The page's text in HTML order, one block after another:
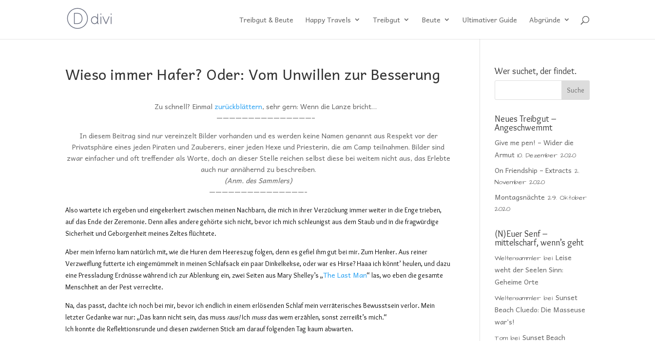
Treibgut & Beute Happy Travels Treibgut Beute Ultimativer Guide Abgründe
Wieso immer Hafer? Oder: Vom Unwillen zur Besserung
Zu schnell? Einmal zurückblättern, sehr gern: Wenn die Lanze bricht…
———————————————–
In diesem Beitrag sind nur vereinzelt Bilder vorhanden und es werden keine Namen genannt aus Respekt vor der
Privatsphäre eines jeden Piraten und Zauberers, einer jeden Hexe und Priesterin, die am Camp teilnahmen. Bilder sind
zwar einfacher und oft treffender als Worte, doch an dieser Stelle reichen selbst diese bei weitem nicht aus, das Erlebte
auch nur annähernd zu beschreiben.
(Anm. des Sammlers)
———————————————-
Also wartete ich ergeben und eingekerkert zwischen meinen Nachbarn, die mich in ihrer Verzückung immer weiter in die Enge trieben,
auf das Ende der Zeremonie. Denn alles andere gehörte sich nicht, bevor ich mich schleunigst aus dem Staub und in die fragwürdige
Sicherheit und Geborgenheit meines Zeltes flüchtete.
Aber mein Inferno kam natürlich mit, wie die Huren dem Heereszug folgen, denn es gefiel ihm gut bei mir. Zum Henker. Aus reiner
Verzweiflung futterte ich eingemümmelt in meinen Schlafsack ein paar Dinkelkekse, oder war es Hirse? Haaa ich könnt’ heulen, und dazu
eine Pressladung Erdnüsse während ich zur Ablenkung ein, zwei Seiten aus Mary Shelley’s „The Last Man“ las, wo eben die gesamte
Menschheit an der Pest verreckte.
Na, das passt, dachte ich noch bei mir, bevor ich endlich in einem erlösenden Schlaf mein verräterisches Bewusstsein verlor. Mein
letzter Gedanke war nur: „Das kann nicht sein, das muss raus!Ich mussdas wem erzählen, sonst zerreißt’s mich.“
Ich konnte die Reflektionsrunde und diesen zwidernen Stick am darauf folgenden Tag kaum abwarten.
Wer suchet, der findet.
Neues Treibgut –
Angeschwemmt
Give me pen! – Wider die
Armut 10. Dezember 2020
On Friendship – Extracts 2.
November 2020
Montagsnächte 29. Oktober
2020
(N)Euer Senf –
mittelscharf, wenn’s geht
Weltensammler beiLeise
weht der Seelen Sinn:
Geheime Orte
Weltensammler beiSunset
Beach Cluedo: Die Masseuse
war’s!
Tom beiSunset Beach